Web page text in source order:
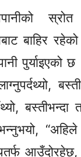
स्रोत
बाहिर
बस्तीभन्दा
“अहिले